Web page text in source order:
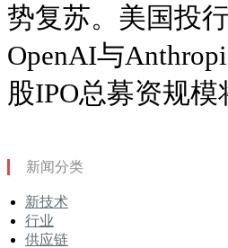
势复苏。美国投
OpenAI与
股IPO总募资规
新闻分类
新技术
行业
供应链